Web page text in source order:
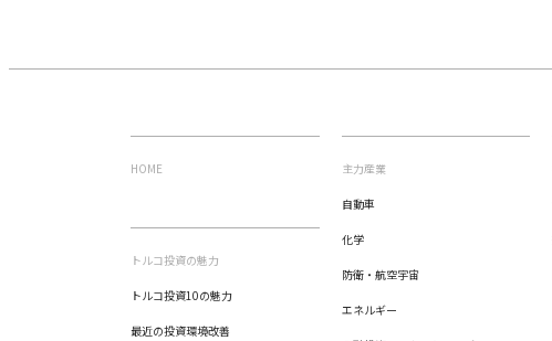
HOME
トルコ投資の魅力
トルコ投資10の魅力
最近の投資環境改善
主力産業
自動車
化学
防衛・航空宇宙
エネルギー